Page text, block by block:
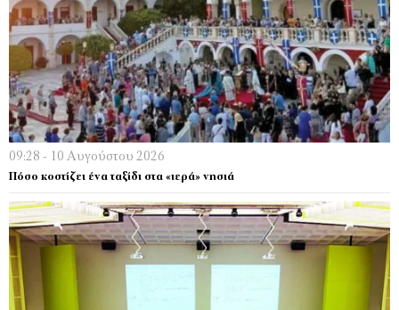
09:28 - 10 Αυγούστου 2026
Πόσο κοστίζει ένα ταξίδι στα «ιερά» νησιά